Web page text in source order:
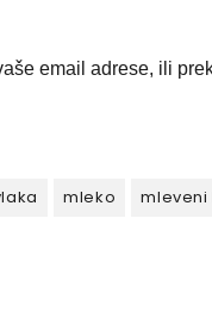
email adrese, ili
mleko